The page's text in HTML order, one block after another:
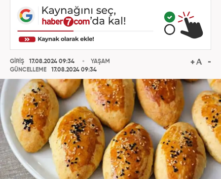
GİRİŞ
17.08.2024 09:34
GÜNCELLEME
17.08.2024 09:34
YAŞAM